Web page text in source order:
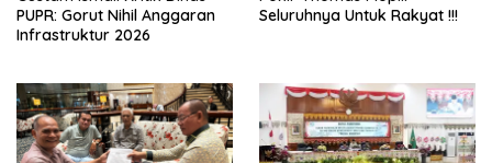
PUPR: Gorut Nihil Anggaran
Infrastruktur 2026
Seluruhnya Untuk Rakyat !!!